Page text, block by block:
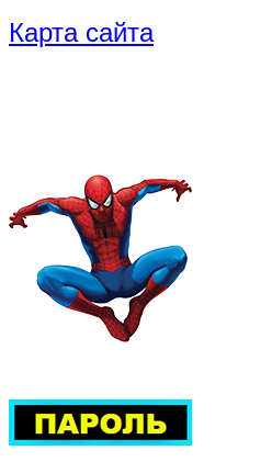
Карта сайта